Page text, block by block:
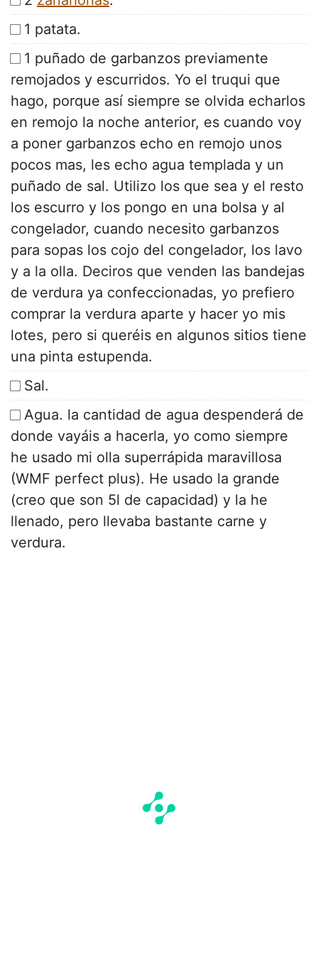
1 patata.
1 puñado de garbanzos previamente
remojados y escurridos. Yo el truqui que
hago, porque así siempre se olvida echarlos
en remojo la noche anterior, es cuando voy
a poner garbanzos echo en remojo unos
pocos mas, les echo agua templada y un
puñado de sal. Utilizo los que sea y el resto
los escurro y los pongo en una bolsa y al
congelador, cuando necesito garbanzos
para sopas los cojo del congelador, los lavo
y a la olla. Deciros que venden las bandejas
de verdura ya confeccionadas, yo prefiero
comprar la verdura aparte y hacer yo mis
lotes, pero si queréis en algunos sitios tiene
una pinta estupenda.
Sal.
Agua. la cantidad de agua despenderá de
donde vayáis a hacerla, yo como siempre
he usado mi olla superrápida maravillosa
(WMF perfect plus). He usado la grande
(creo que son 5l de capacidad) y la he
llenado, pero llevaba bastante carne y
verdura.